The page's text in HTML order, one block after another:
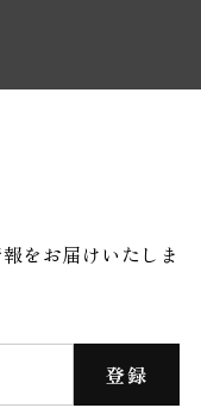
をお届けいたしま
登録